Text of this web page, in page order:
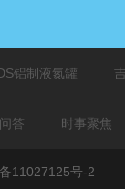
铝制液氮罐
答 时事聚焦
11027125号-2